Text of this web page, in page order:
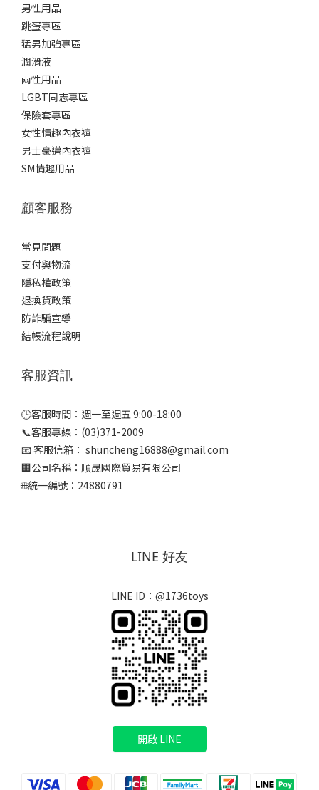
男性用品
跳蛋專區
猛男加強專區
潤滑液
兩性用品
LGBT同志專區
保險套專區
女性情趣內衣褲
男士豪邁內衣褲
SM情趣用品
顧客服務
常見問題
支付與物流
隱私權政策
退換貨政策
防詐騙宣導
結帳流程說明
客服資訊
🕒客服時間：週一至週五 9:00-18:00
📞客服專線：(03)371-2009
📧 客服信箱： shuncheng16888@gmail.com
🏢公司名稱：順晟國際貿易有限公司
🌐統一編號：24880791
LINE 好友
LINE ID：@1736toys
開啟 LINE